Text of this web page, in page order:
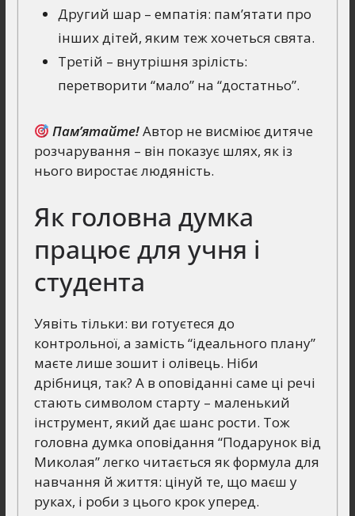
Другий шар – емпатія: пам’ятати про
інших дітей, яким теж хочеться свята.
Третій – внутрішня зрілість:
перетворити “мало” на “достатньо”.
Пам’ятайте!Автор не висміює дитяче
розчарування – він показує шлях, як із
нього виростає людяність.
Як головна думка
працює для учня і
студента
Уявіть тільки: ви готуєтеся до
контрольної, а замість “ідеального плану”
маєте лише зошит і олівець. Ніби
дрібниця, так? А в оповіданні саме ці речі
стають символом старту – маленький
інструмент, який дає шанс рости. Тож
головна думка оповідання “Подарунок від
Миколая” легко читається як формула для
навчання й життя: цінуй те, що маєш у
руках, і роби з цього крок уперед.